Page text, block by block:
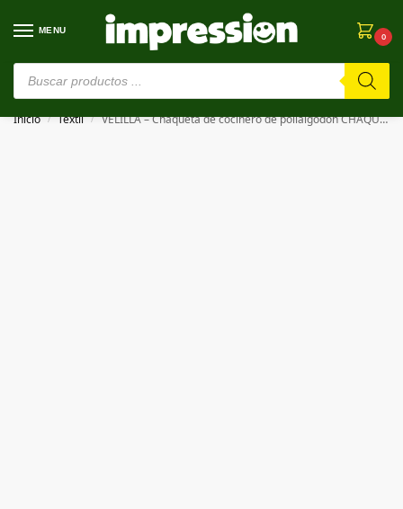
MENU
0
⚠️ Estamos en pruebas. Si algo falla, ¡Perdón!⚠️
Inicio / Textil / VELILLA – Chaqueta de cocinero de polialgodón CHAQUETA DE COCINERO MANGAS CORTAS